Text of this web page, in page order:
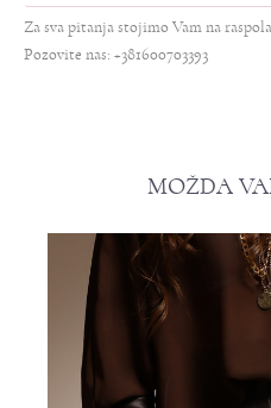
Za sva pitanja stojimo Vam na
Pozovite nas: +381600703393
MOŽDA